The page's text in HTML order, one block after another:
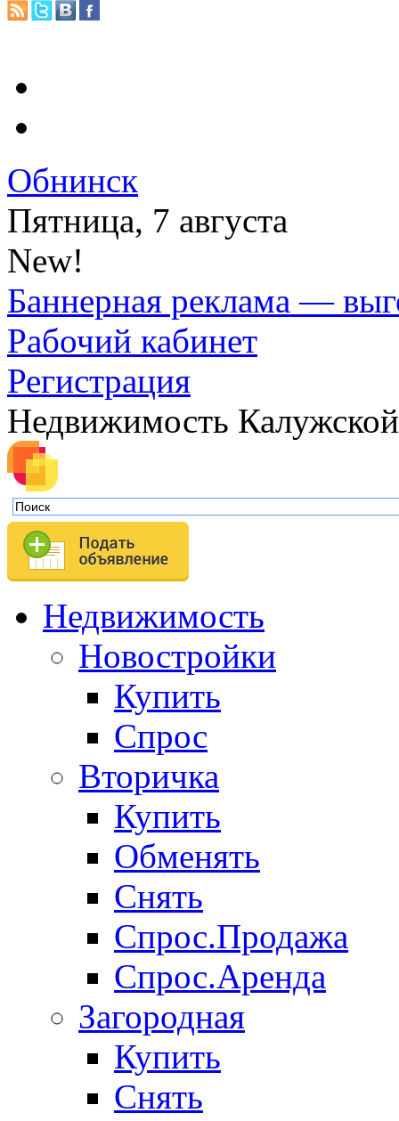
Обнинск
Пятница, 7 августа
New!
Баннерная реклама —
Рабочий кабинет
Регистрация
Недвижимость
Недвижимость
Новостройки
Купить
Спрос
Вторичка
Купить
Обменять
Снять
Спрос.Продажа
Спрос.Аренда
Загородная
Купить
Снять